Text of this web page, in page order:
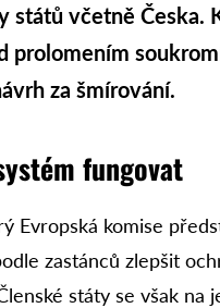
států včetně Česka.
prolomením
za šmírování.
fungovat
Evropská komise
zastánců zlepšit
státy se však na